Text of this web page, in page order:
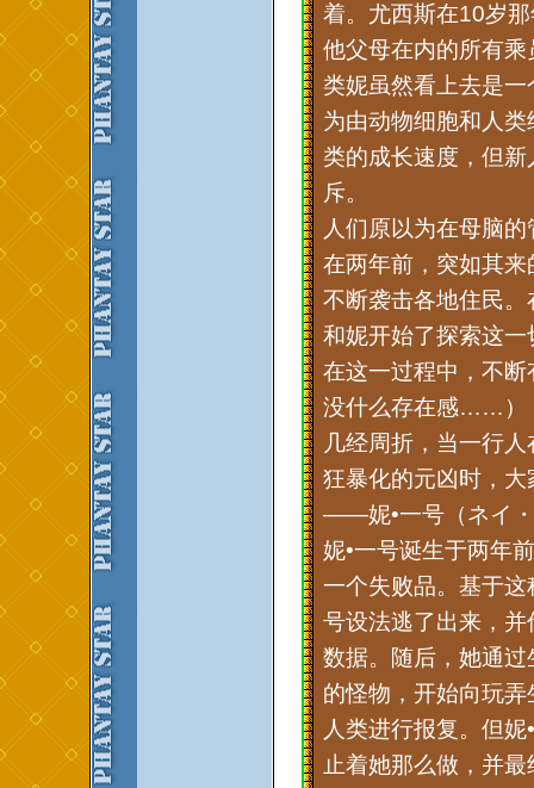
着。尤西斯在10岁
他父母在内的所有
类妮虽然看上去是
为由动物细胞和人
类的成长速度，但
斥。
人们原以为在母脑
在两年前，突如其
不断袭击各地住民
和妮开始了探索这
在这一过程中，不
没什么存在感……）
几经周折，当一行
狂暴化的元凶时，
——妮•一号（ネイ
妮•一号诞生于两年
一个失败品。基于
号设法逃了出来，
数据。随后，她通
的怪物，开始向玩
人类进行报复。但
止着她那么做，并